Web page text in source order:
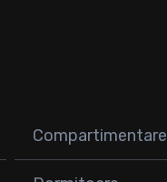
Compartimentare